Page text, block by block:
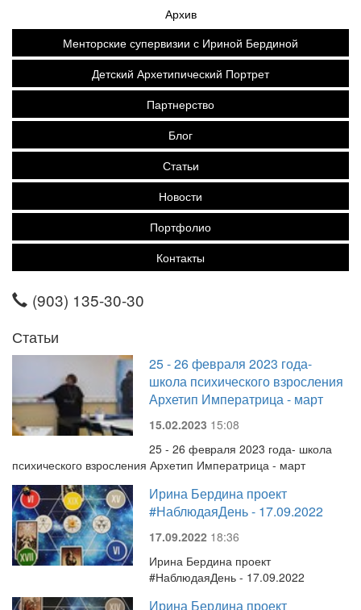
Архив
Менторские супервизии с Ириной Бердиной
Детский Архетипический Портрет
Партнерство
Блог
Статьи
Новости
Портфолио
Контакты
(903) 135-30-30
Статьи
25 - 26 февраля 2023 года-
школа психического взросления
Архетип Императрица - март
15.02.2023 15:08
25 - 26 февраля 2023 года- школа
психического взросления Архетип Императрица - март
Ирина Бердина проект
#НаблюдаяДень - 17.09.2022
17.09.2022 18:36
Ирина Бердина проект
#НаблюдаяДень - 17.09.2022
Ирина Бердина проект